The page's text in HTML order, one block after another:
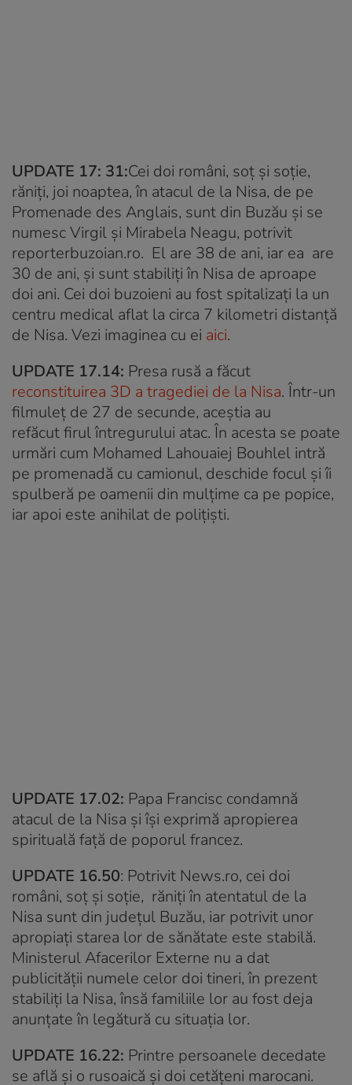
UPDATE 17: 31:Cei doi români, soţ şi soţie,
răniţi, joi noaptea, în atacul de la Nisa, de pe
Promenade des Anglais, sunt din Buzău și se
numesc Virgil și Mirabela Neagu, potrivit
reporterbuzoian.ro. El are 38 de ani, iar ea are
30 de ani, și sunt stabiliți în Nisa de aproape
doi ani. Cei doi buzoieni au fost spitalizaţi la un
centru medical aflat la circa 7 kilometri distanţă
de Nisa. Vezi imaginea cu ei aici.
UPDATE 17.14: Presa rusă a făcut
reconstituirea 3D a tragediei de la Nisa. Într-un
filmuleț de 27 de secunde, aceștia au
refăcut firul întregurului atac. În acesta se poate
urmări cum Mohamed Lahouaiej Bouhlel intră
pe promenadă cu camionul, deschide focul și îi
spulberă pe oamenii din mulțime ca pe popice,
iar apoi este anihilat de polițiști.
UPDATE 17.02: Papa Francisc condamnă
atacul de la Nisa şi îşi exprimă apropierea
spirituală faţă de poporul francez.
UPDATE 16.50: Potrivit News.ro, cei doi
români, soț și soție, răniţi în atentatul de la
Nisa sunt din judeţul Buzău, iar potrivit unor
apropiaţi starea lor de sănătate este stabilă.
Ministerul Afacerilor Externe nu a dat
publicităţii numele celor doi tineri, în prezent
stabiliţi la Nisa, însă familiile lor au fost deja
anunţate în legătură cu situaţia lor.
UPDATE 16.22: Printre persoanele decedate
se află și o rusoaică și doi cetățeni marocani.